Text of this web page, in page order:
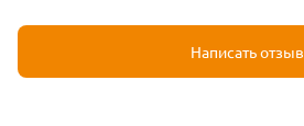
Написать отзыв